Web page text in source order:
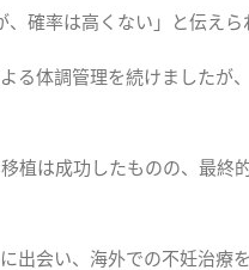
確率は高くない」と伝えら
る体調管理を続けましたが
植は成功したものの、最終
出会い、海外での不妊治療